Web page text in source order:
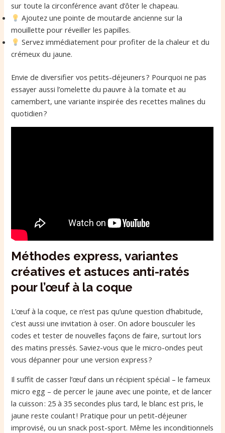
sur toute la circonférence avant d’ôter le chapeau.
Ajoutez une pointe de moutarde ancienne sur la
mouillette pour réveiller les papilles.
Servez immédiatement pour profiter de la chaleur et du
crémeux du jaune.
Envie de diversifier vos petits-déjeuners ? Pourquoi ne pas
essayer aussi l’omelette du pauvre à la tomate et au
camembert, une variante inspirée des recettes malines du
quotidien ?
Méthodes express, variantes
créatives et astuces anti-ratés
pour l’œuf à la coque
L’œuf à la coque, ce n’est pas qu’une question d’habitude,
c’est aussi une invitation à oser. On adore bousculer les
codes et tester de nouvelles façons de faire, surtout lors
des matins pressés. Saviez-vous que le micro-ondes peut
vous dépanner pour une version express ?
Il suffit de casser l’œuf dans un récipient spécial – le fameux
micro egg – de percer le jaune avec une pointe, et de lancer
la cuisson : 25 à 35 secondes plus tard, le blanc est pris, le
jaune reste coulant ! Pratique pour un petit-déjeuner
improvisé, ou un snack post-sport. Même les inconditionnels